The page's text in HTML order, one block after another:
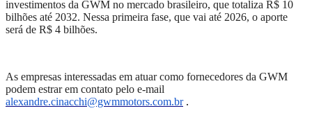
investimentos da GWM no mercado brasileiro, que totaliza R$ 10
bilhões até 2032. Nessa primeira fase, que vai até 2026, o aporte
será de R$ 4 bilhões.
As empresas interessadas em atuar como fornecedores da GWM
podem estrar em contato pelo e-mail
alexandre.cinacchi@gwmmotors.com.br.